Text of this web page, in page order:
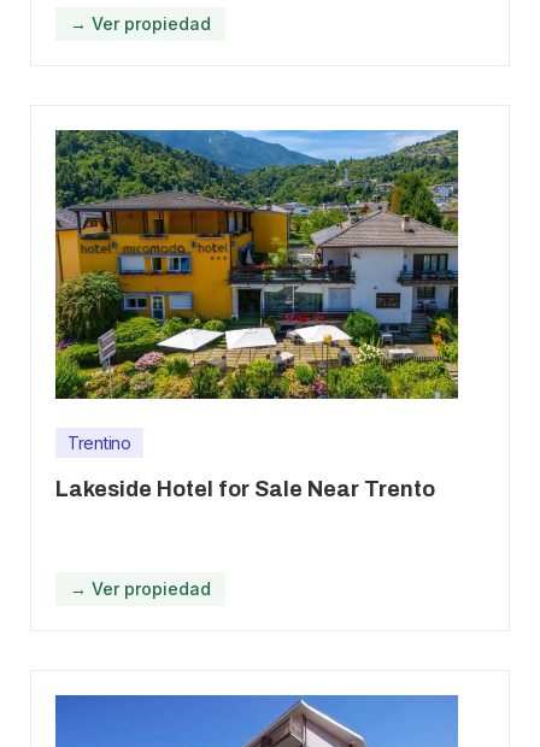
→ Ver propiedad
Trentino
Lakeside Hotel for Sale Near Trento
→ Ver propiedad